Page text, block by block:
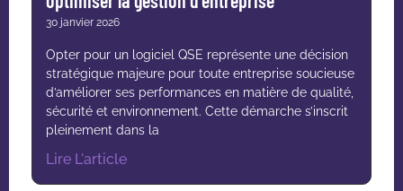
30 janvier 2026
Opter pour un logiciel QSE représente une décision
stratégique majeure pour toute entreprise soucieuse
d’améliorer ses performances en matière de qualité,
sécurité et environnement. Cette démarche s’inscrit
pleinement dans la
Lire L'article